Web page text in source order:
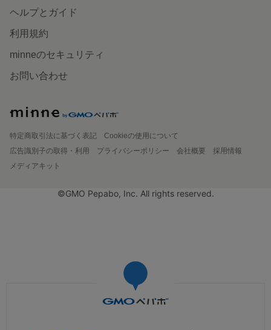
ヘルプとガイド
利用規約
minneのセキュリティ
お問い合わせ
特定商取引法に基づく表記
Cookieの使用について
広告識別子の取得・利用
プライバシーポリシー 会社概要
採用情報
メディアキット
©GMO Pepabo, Inc. All rights reserved.